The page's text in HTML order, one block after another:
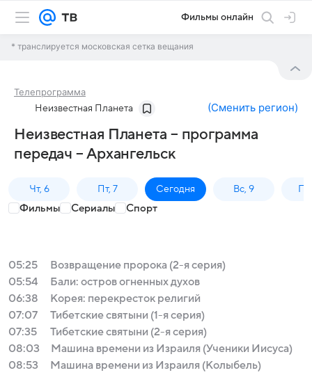
Фильмы онлайн
* транслируется московская сетка вещания
Телепрограмма
Неизвестная Планета (Сменить регион)
Неизвестная Планета – программа
передач – Архангельск
Чт, 6 Пт, 7 Сегодня Вс, 9
Фильмы Сериалы Спорт
05:25
Возвращение пророка (2-я серия)
05:54
Бали: остров огненных духов
06:38
Корея: перекресток религий
07:07
Тибетские святыни (1-я серия)
07:35
Тибетские святыни (2-я серия)
08:03
Машина времени из Израиля (Ученики Иисуса)
08:53
Машина времени из Израиля (Колыбель)